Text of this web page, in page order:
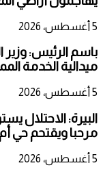
5 أغسطس، 2026
باسم الرئيس: وزير
ميدالية الخدمة
5 أغسطس، 2026
البيرة: الاحتلال
مرحبا ويقتحم حي
5 أغسطس، 2026